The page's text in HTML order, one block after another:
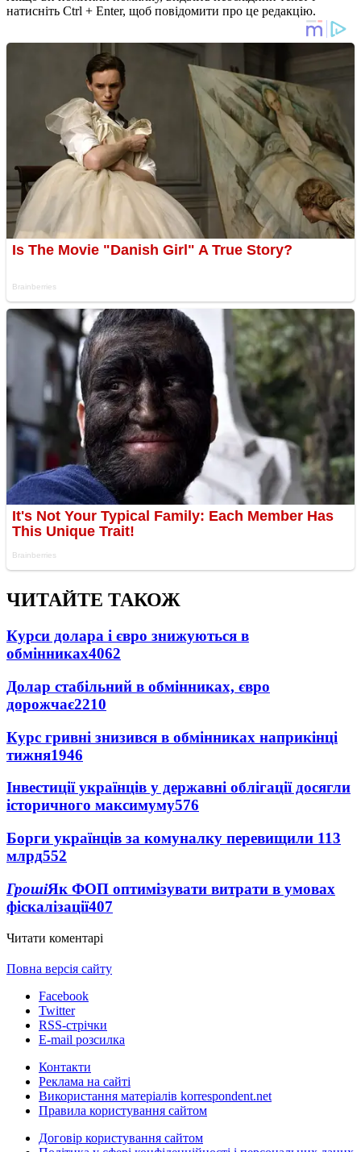
натисніть Ctrl + Enter, щоб повідомити про це редакцію.
ЧИТАЙТЕ ТАКОЖ
Курси долара і євро знижуються в
обмінниках4062
Долар стабільний в обмінниках, євро
дорожчає2210
Курс гривні знизився в обмінниках наприкінці
тижня1946
Інвестиції українців у державні облігації досягли
історичного максимуму576
Борги українців за комуналку перевищили 113
млрд552
ГрошіЯк ФОП оптимізувати витрати в умовах
фіскалізації407
Читати коментарі
Повна версія сайту
Facebook
Twitter
RSS-стрічки
E-mail розсилка
Контакти
Реклама на сайті
Використання матеріалів korrespondent.net
Правила користування сайтом
Договір користування сайтом